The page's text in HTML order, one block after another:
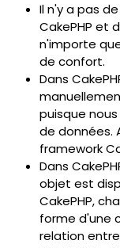
Il n'y a pas
CakePHP et
n'importe
de confort.
Dans
puisque
de données.
framework
Dans
objet est
CakePHP,
forme d'une
relation